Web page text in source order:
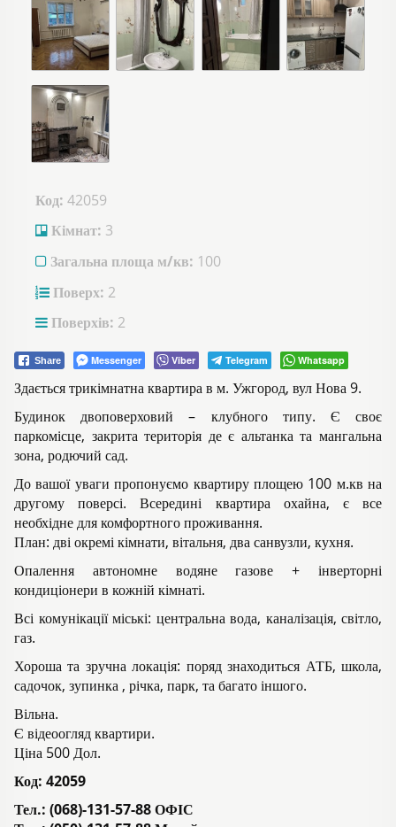
Код: 42059
Кімнат: 3
Загальна площа м/кв: 100
Поверх: 2
Поверхів: 2
Share Messenger Viber Telegram Whatsapp
Здається трикімнатна квартира в м. Ужгород, вул Нова 9.
Будинок двоповерховий – клубного типу. Є своє
паркомісце, закрита територія де є альтанка та мангальна
зона, родючий сад.
До вашої уваги пропонуємо квартиру площею 100 м.кв на
другому поверсі. Всередині квартира охайна, є все
необхідне для комфортного проживання.
План: дві окремі кімнати, вітальня, два санвузли, кухня.
Опалення автономне водяне газове + інверторні
кондиціонери в кожній кімнаті.
Всі комунікації міські: центральна вода, каналізація, світло,
газ.
Хороша та зручна локація: поряд знаходиться АТБ, школа,
садочок, зупинка , річка, парк, та багато іншого.
Вільна.
Є відеоогляд квартири.
Ціна 500 Дол.
Код: 42059
Тел.: (068)-131-57-88 ОФІС